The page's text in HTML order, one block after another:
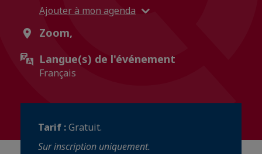
Ajouter à mon agenda
Zoom,
Langue(s) de l'événement
Français
Tarif :Gratuit.
Sur inscription uniquement.